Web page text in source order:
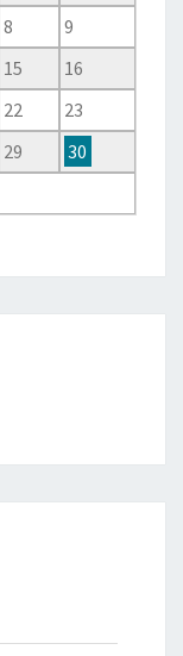
8
9
15
16
22
23
29
30